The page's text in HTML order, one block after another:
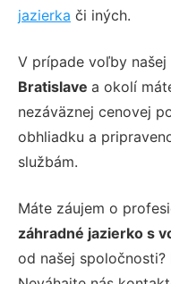
jazierka či iných.
V prípade voľby našej
Bratislave a okolí
nezáväznej cenovej
obhliadku a
službám.
Máte záujem o
záhradné jazierko s
od našej